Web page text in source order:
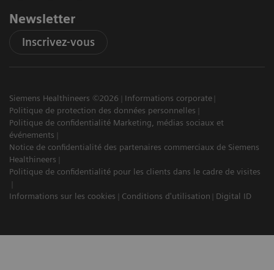
Newsletter
Inscrivez-vous
Siemens Healthineers ©2026
Informations corporate
Politique de protection des données personnelles
Politique de confidentialité Marketing, médias sociaux et
événements
Notice de confidentialité des partenaires commerciaux de Siemens
Healthineers
Politique de confidentialité pour les clients dans le cadre de visites
Informations sur les cookies Conditions d'utilisation Digital ID